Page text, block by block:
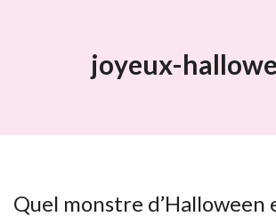
joyeux-
Quel monstre d’Halloween